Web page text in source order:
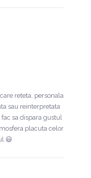
reteta, personala
sau reinterpretata
sa dispara gustul
placuta celor